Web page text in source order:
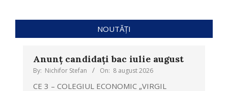
NOUTĂȚI
Anunț candidați bac iulie august
By: Nichifor Stefan On: 8 august 2026
CE 3 – COLEGIUL ECONOMIC „VIRGIL